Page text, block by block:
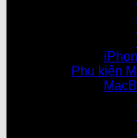
Phụ kiện